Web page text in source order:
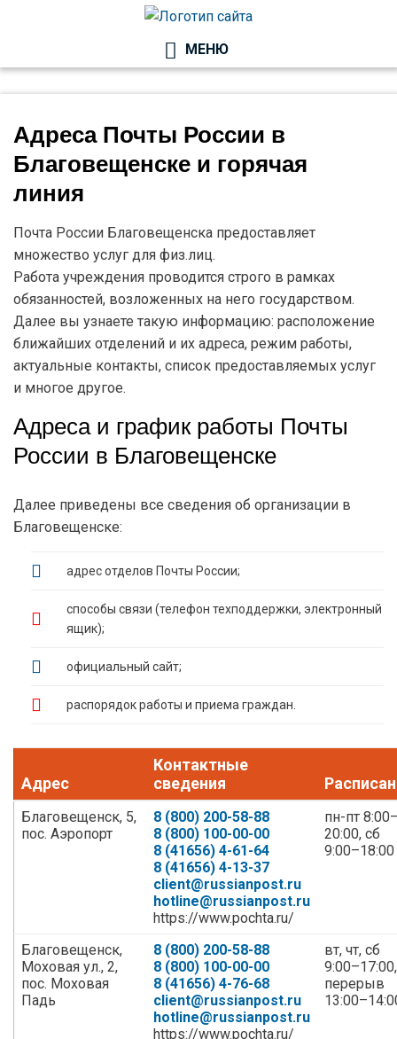
И УСЛУГИ
МЕНЮ
Адреса Почты России в
Благовещенске и горячая
линия
Почта России Благовещенска предоставляет
множество услуг для физ.лиц.
Работа учреждения проводится строго в рамках
обязанностей, возложенных на него государством.
Далее вы узнаете такую информацию: расположение
ближайших отделений и их адреса, режим работы,
актуальные контакты, список предоставляемых услуг
и многое другое.
Адреса и график работы Почты
России в Благовещенске
Далее приведены все сведения об организации в
Благовещенске:
адрес отделов Почты России;
способы связи (телефон техподдержки, электронный
ящик);
официальный сайт;
распорядок работы и приема граждан.
Адрес
Контактные
сведения
Благовещенск, 5,
пос. Аэропорт
8 (800) 200-58-88
8 (800) 100-00-00
8 (41656) 4-61-64
8 (41656) 4-13-37
client@russianpost.ru
hotline@russianpost.ru
https://www.pochta.ru/
пн-пт
20:00, сб
9:00–18:00
Благовещенск,
Моховая ул., 2,
пос. Моховая
Падь
8 (800) 200-58-88
8 (800) 100-00-00
8 (41656) 4-76-68
client@russianpost.ru
hotline@russianpost.ru
https://www.pochta.ru/
вт, чт, сб
9:00–17:00,
перерыв